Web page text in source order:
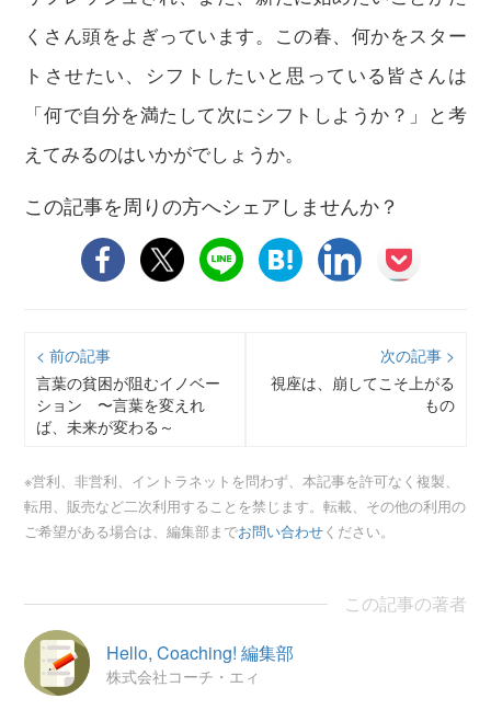
くさん頭をよぎっています。この春、何かをスター
トさせたい、シフトしたいと思っている皆さんは
「何で自分を満たして次にシフトしようか？」と考
えてみるのはいかがでしょうか。
この記事を周りの方へシェアしませんか？
< 前の記事
言葉の貧困が阻むイノベー
ション 〜言葉を変えれ
ば、未来が変わる～
次の記事 >
視座は、崩してこそ上がる
もの
※営利、非営利、イントラネットを問わず、本記事を許可なく複製、
転用、販売など二次利用することを禁じます。転載、その他の利用の
ご希望がある場合は、編集部までお問い合わせください。
この記事の著者
Hello, Coaching! 編集部
株式会社コーチ・エィ